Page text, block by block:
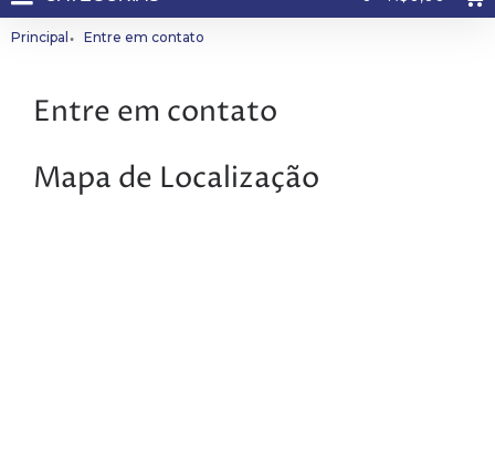
Principal Entre em contato
Entre em contato
Mapa de Localização